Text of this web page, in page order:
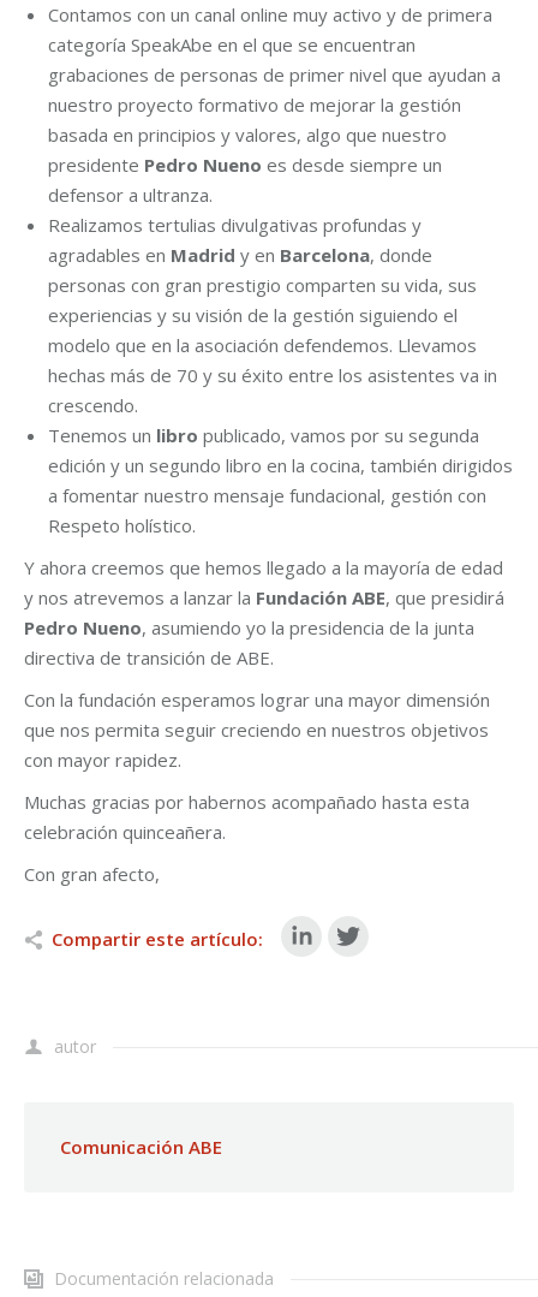
Contamos con un canal online muy activo y de primera
categoría SpeakAbe en el que se encuentran
grabaciones de personas de primer nivel que ayudan a
nuestro proyecto formativo de mejorar la gestión
basada en principios y valores, algo que nuestro
presidente Pedro Nueno es desde siempre un
defensor a ultranza.
Realizamos tertulias divulgativas profundas y
agradables en Madrid y en Barcelona, donde
personas con gran prestigio comparten su vida, sus
experiencias y su visión de la gestión siguiendo el
modelo que en la asociación defendemos. Llevamos
hechas más de 70 y su éxito entre los asistentes va in
crescendo.
Tenemos un libro publicado, vamos por su segunda
edición y un segundo libro en la cocina, también dirigidos
a fomentar nuestro mensaje fundacional, gestión con
Respeto holístico.
Y ahora creemos que hemos llegado a la mayoría de edad
y nos atrevemos a lanzar la Fundación ABE, que presidirá
Pedro Nueno, asumiendo yo la presidencia de la junta
directiva de transición de ABE.
Con la fundación esperamos lograr una mayor dimensión
que nos permita seguir creciendo en nuestros objetivos
con mayor rapidez.
Muchas gracias por habernos acompañado hasta esta
celebración quinceañera.
Con gran afecto,
Compartir este artículo:
autor
Comunicación ABE
Documentación relacionada